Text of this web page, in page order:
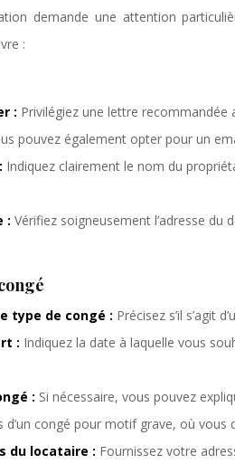
demande une attention
:
: Privilégiez une lettre
pouvez également opter pour un
Indiquez clairement le nom du
: Vérifiez soigneusement l’adresse du
type de congé : Précisez s’il s’agit
: Indiquez la date à laquelle vous
: Si nécessaire, vous pouvez
congé pour motif grave, où vous
du locataire : Fournissez votre